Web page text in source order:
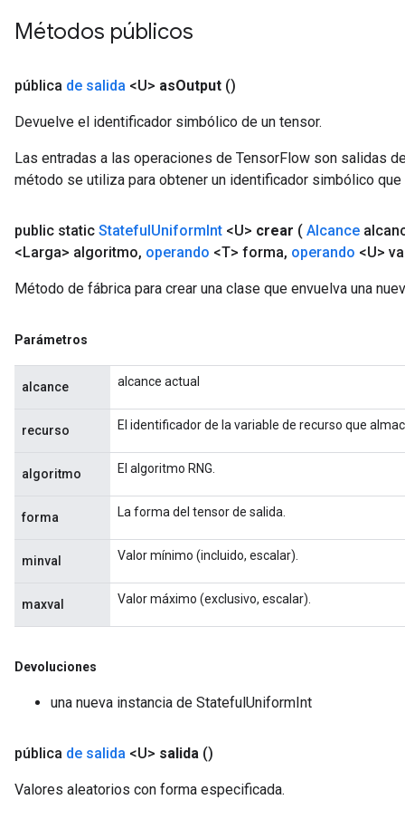
Métodos públicos
pública de salida <U> asOutput ()
Devuelve el identificador simbólico de un tensor.
Las entradas a las operaciones de TensorFlow son salidas
método se utiliza para obtener un identificador simbólico
public static StatefulUniformInt <U> crear ( Alcance
<Larga> algoritmo, operando <T> forma, operando <U>
Método de fábrica para crear una clase que envuelva una
Parámetros
alcance alcance actual
recurso El identificador de la variable de recurso que
algoritmo El algoritmo RNG.
forma La forma del tensor de salida.
minval Valor mínimo (incluido, escalar).
maxval Valor máximo (exclusivo, escalar).
Devoluciones
una nueva instancia de StatefulUniformInt
pública de salida <U> salida ()
Valores aleatorios con forma especificada.